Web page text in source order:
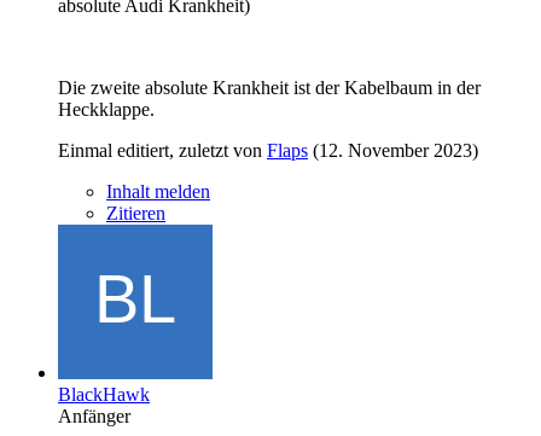
absolute Audi Krankheit)
Die zweite absolute Krankheit ist der Kabelbaum in der
Heckklappe.
Einmal editiert, zuletzt von Flaps (12. November 2023)
Inhalt melden
Zitieren
BlackHawk
Anfänger